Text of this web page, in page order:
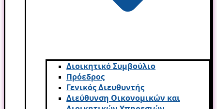
Διοικητικό Συμβούλιο
Πρόεδρος
Γενικός Διευθυντής
Διεύθυνση Οικονομικών και